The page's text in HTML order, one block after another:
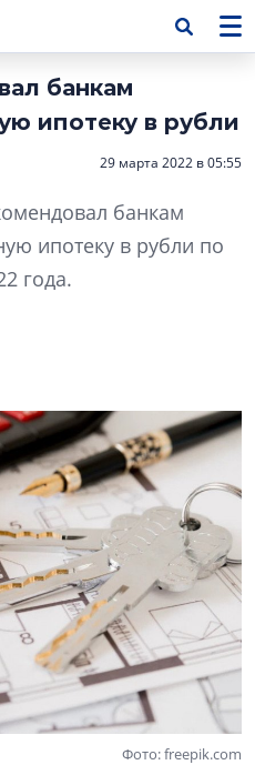
банкам
ипотеку в рубли
29 марта 2022 в 05:55
банкам
ипотеку в рубли по
года.
Фото: freepik.com